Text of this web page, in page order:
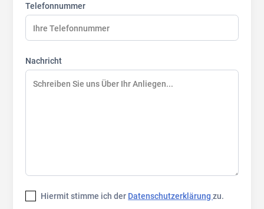
Telefonnummer
Nachricht
Hiermit stimme ich der Datenschutzerklärungzu.